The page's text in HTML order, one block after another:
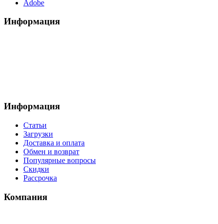
Adobe
Информация
Информация
Статьи
Загрузки
Доставка и оплата
Обмен и возврат
Популярные вопросы
Скидки
Рассрочка
Компания